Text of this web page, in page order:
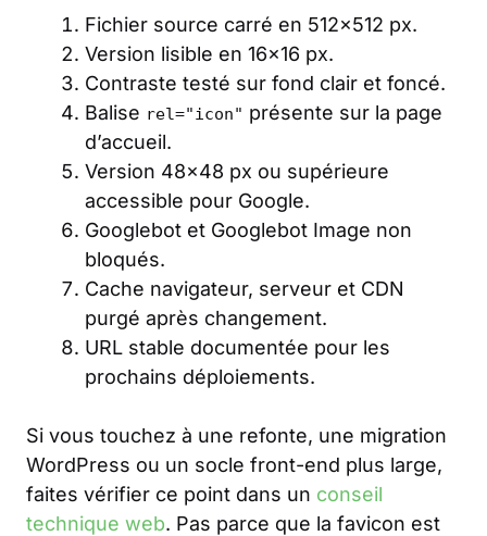
Fichier source carré en 512×512 px.
Version lisible en 16×16 px.
Contraste testé sur fond clair et foncé.
Balise rel="icon" présente sur la page
d’accueil.
Version 48×48 px ou supérieure
accessible pour Google.
Googlebot et Googlebot Image non
bloqués.
Cache navigateur, serveur et CDN
purgé après changement.
URL stable documentée pour les
prochains déploiements.
Si vous touchez à une refonte, une migration
WordPress ou un socle front-end plus large,
faites vérifier ce point dans un conseil
technique web. Pas parce que la favicon est